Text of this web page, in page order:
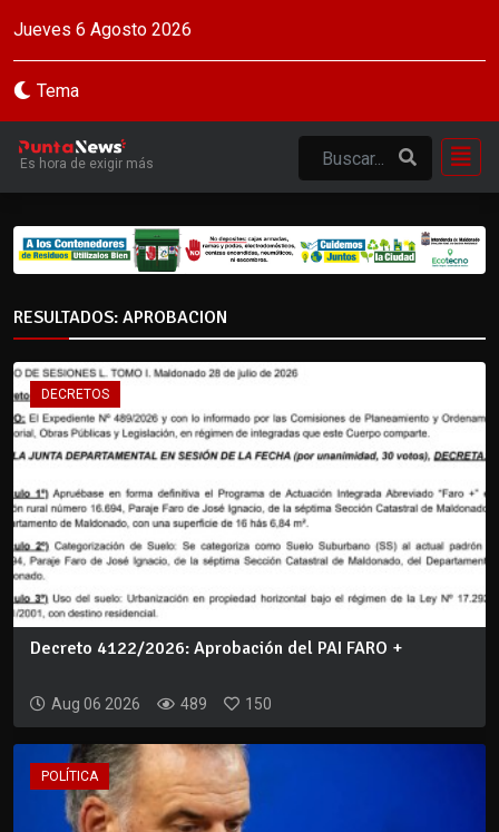
Jueves 6 Agosto 2026
Tema
Es hora de exigir más
RESULTADOS: APROBACION
DECRETOS
Decreto 4122/2026: Aprobación del PAI FARO +
Aug 06 2026 489 150
POLÍTICA